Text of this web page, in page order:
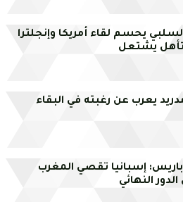
يحسم لقاء أمريكا وإنجلترا
يشتعل
يعرب عن رغبته في البقاء
باريس: إسبانيا تقصي المغرب
النهائي